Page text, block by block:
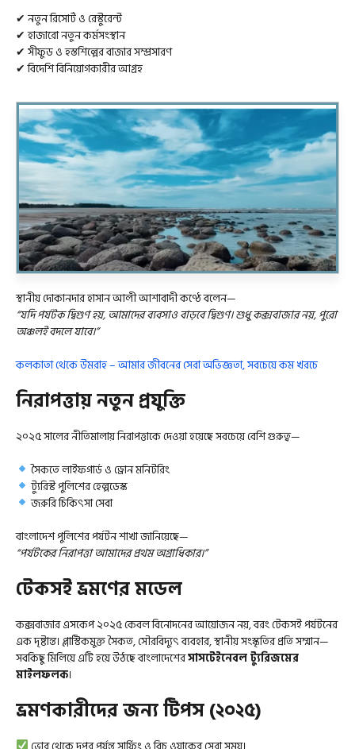
✔ নতুন রিসোর্ট ও রেস্টুরেন্ট
✔ হাজারো নতুন কর্মসংস্থান
✔ সীফুড ও হস্তশিল্পের বাজার সম্প্রসারণ
✔ বিদেশি বিনিয়োগকারীর আগ্রহ
স্থানীয় দোকানদার হাসান আলী আশাবাদী কণ্ঠে বলেন—
“যদি পর্যটক দ্বিগুণ হয়, আমাদের ব্যবসাও বাড়বে দ্বিগুণ। শুধু কক্সবাজার নয়, পুরো
অঞ্চলই বদলে যাবে।”
কলকাতা থেকে উমরাহ – আমার জীবনের সেরা অভিজ্ঞতা, সবচেয়ে কম খরচে
নিরাপত্তায় নতুন প্রযুক্তি
২০২৫ সালের নীতিমালায় নিরাপত্তাকে দেওয়া হয়েছে সবচেয়ে বেশি গুরুত্ব—
সৈকতে লাইফগার্ড ও ড্রোন মনিটরিং
ট্যুরিস্ট পুলিশের হেল্পডেস্ক
জরুরি চিকিৎসা সেবা
বাংলাদেশ পুলিশের পর্যটন শাখা জানিয়েছে—
“পর্যটকের নিরাপত্তা আমাদের প্রথম অগ্রাধিকার।”
টেকসই ভ্রমণের মডেল
কক্সবাজার এসকেপ ২০২৫ কেবল বিনোদনের আয়োজন নয়, বরং টেকসই পর্যটনের
এক দৃষ্টান্ত। প্লাস্টিকমুক্ত সৈকত, সৌরবিদ্যুৎ ব্যবহার, স্থানীয় সংস্কৃতির প্রতি সম্মান—
সবকিছু মিলিয়ে এটি হয়ে উঠছে বাংলাদেশেরসাসটেইনেবল ট্যুরিজমের
মাইলফলক।
ভ্রমণকারীদের জন্য টিপস (২০২৫)